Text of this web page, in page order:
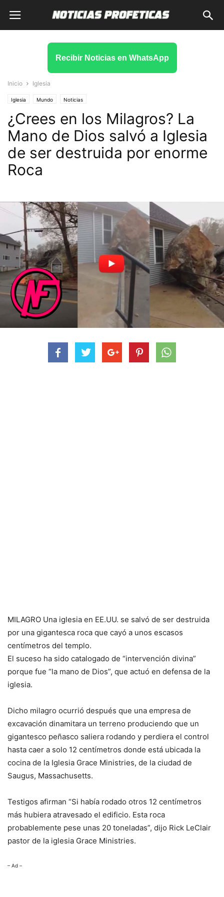
Recibir Noticias en WhatsApp
Inicio Iglesia
Iglesia Mundo Noticias
¿Crees en los Milagros? La
Mano de Dios salvó a Iglesia
de ser destruida por enorme
Roca
MILAGRO Una iglesia en EE.UU. se salvó de ser destruida
por una gigantesca roca que cayó a unos escasos
centímetros del templo.
El suceso ha sido catalogado de “intervención divina”
porque fue “la mano de Dios”, que actuó en defensa de la
iglesia.
Dicho milagro ocurrió después que una empresa de
excavación dinamitara un terreno produciendo que un
gigantesco peñasco saliera rodando y perdiera el control
hasta caer a solo 12 centímetros donde está ubicada la
cocina de la Iglesia Grace Ministries, de la ciudad de
Saugus, Massachusetts.
Testigos afirman “Si había rodado otros 12 centímetros
más hubiera atravesado el edificio. Esta roca
probablemente pese unas 20 toneladas”, dijo Rick LeClair
pastor de la iglesia Grace Ministries.
– Ad –